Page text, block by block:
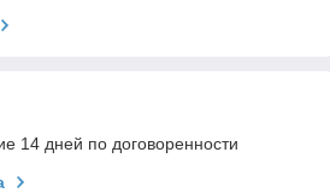
14 дней по договоренности